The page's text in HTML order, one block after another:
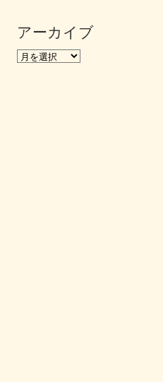
アーカイブ